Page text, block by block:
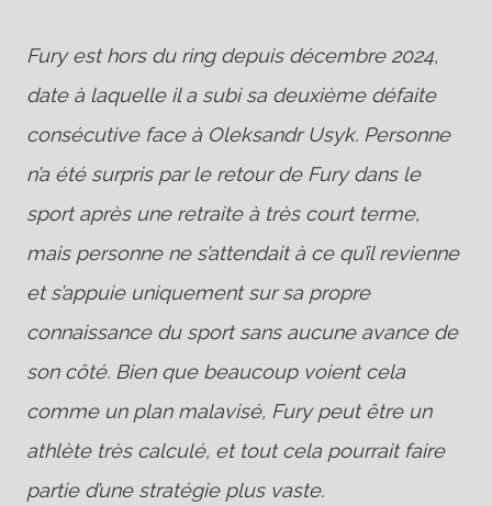
Fury est hors du ring depuis décembre 2024,
date à laquelle il a subi sa deuxième défaite
consécutive face à Oleksandr Usyk. Personne
n’a été surpris par le retour de Fury dans le
sport après une retraite à très court terme,
mais personne ne s’attendait à ce qu’il revienne
et s’appuie uniquement sur sa propre
connaissance du sport sans aucune avance de
son côté. Bien que beaucoup voient cela
comme un plan malavisé, Fury peut être un
athlète très calculé, et tout cela pourrait faire
partie d’une stratégie plus vaste.